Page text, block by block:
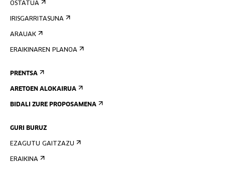
OSTATUA
IRISGARRITASUNA
ARAUAK
ERAIKINAREN PLANOA
PRENTSA
ARETOEN ALOKAIRUA
BIDALI ZURE PROPOSAMENA
GURI BURUZ
EZAGUTU GAITZAZU
ERAIKINA